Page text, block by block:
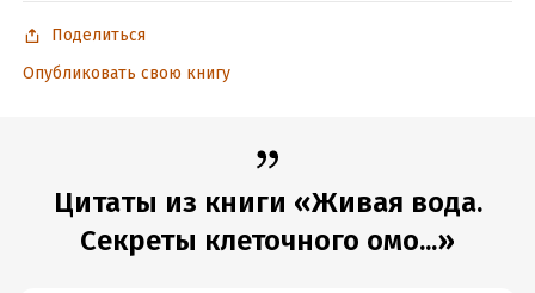
Объем:232264
Год издания:2020
Поделиться
Опубликовать свою книгу
Цитаты из книги «Живая вода.
Секреты клеточного омо...»